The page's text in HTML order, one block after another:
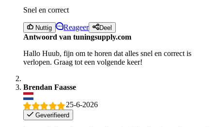
Snel en correct
Nuttig Reageer Deel
Antwoord van tuningsupply.com
Hallo Huub, fijn om te horen dat alles snel en correct is
verlopen. Graag tot een volgende keer!
Brendan Faasse
25-6-2026
Geverifieerd